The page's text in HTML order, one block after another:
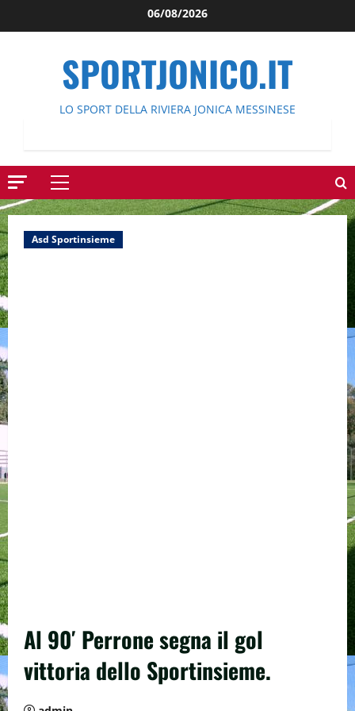
al
06/08/2026
SPORTJONICO.IT
LO SPORT DELLA RIVIERA JONICA MESSINESE
Menu
principale
Asd Sportinsieme
Al 90′ Perrone segna il gol
vittoria dello Sportinsieme.